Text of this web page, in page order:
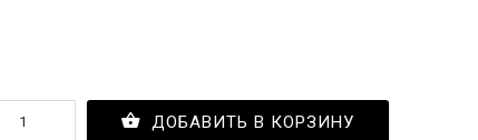
ДОБАВИТЬ В КОРЗИНУ